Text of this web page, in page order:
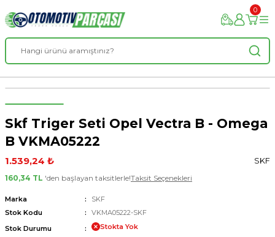
0
Skf Triger Seti Opel Vectra B - Omega
B VKMA05222
1.539,24 ₺
SKF
160,34 TL 'den başlayan taksitlerle!Taksit Seçenekleri
Marka
SKF
Stok Kodu
VKMA05222-SKF
Stok Durumu
Stokta Yok